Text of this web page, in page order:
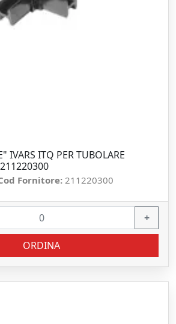
IVARS ITQ PER TUBOLARE
Fornitore: 211220300
+
ORDINA